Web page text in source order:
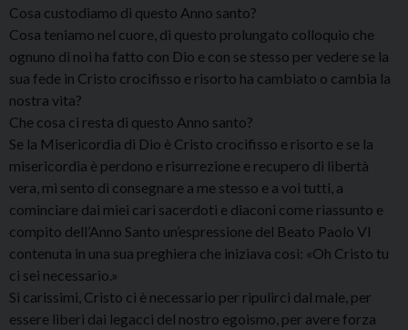
Cosa custodiamo di questo Anno santo?
Cosa teniamo nel cuore, di questo prolungato colloquio che
ognuno di noi ha fatto con Dio e con se stesso per vedere se la
sua fede in Cristo crocifisso e risorto ha cambiato o cambia la
nostra vita?
Che cosa ci resta di questo Anno santo?
Se la Misericordia di Dio è Cristo crocifisso e risorto e se la
misericordia è perdono e risurrezione e recupero di libertà
vera, mi sento di consegnare a me stesso e a voi tutti, a
cominciare dai miei cari sacerdoti e diaconi come riassunto e
compito dell’Anno Santo un’espressione del Beato Paolo VI
contenuta in una sua preghiera che iniziava così: «Oh Cristo tu
ci sei necessario.»
Si carissimi, Cristo ci è necessario per ripulirci dal male, per
essere liberi dai legacci del nostro egoismo, per avere forza